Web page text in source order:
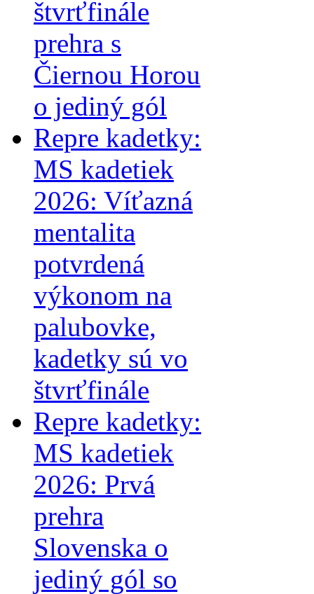
štvrťfinále
prehra s
Čiernou Horou
o jediný gól
Repre kadetky:
MS kadetiek
2026: Víťazná
mentalita
potvrdená
výkonom na
palubovke,
kadetky sú vo
štvrťfinále
Repre kadetky:
MS kadetiek
2026: Prvá
prehra
Slovenska o
jediný gól so